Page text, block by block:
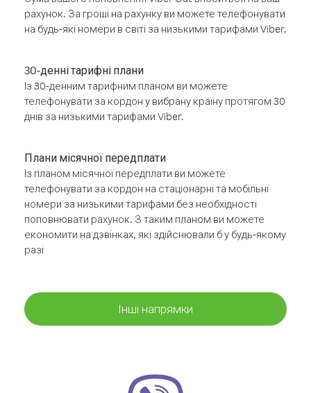
рахунок. За гроші на рахунку ви можете телефонувати
на будь-які номери в світі за низькими тарифами Viber.
30-денні тарифні плани
Із 30-денним тарифним планом ви можете
телефонувати за кордон у вибрану країну протягом 30
днів за низькими тарифами Viber.
Плани місячної передплати
Із планом місячної передплати ви можете
телефонувати за кордон на стаціонарні та мобільні
номери за низькими тарифами без необхідності
поповнювати рахунок. З таким планом ви можете
економити на дзвінках, які здійснювали б у будь-якому
разі
Інші напрямки